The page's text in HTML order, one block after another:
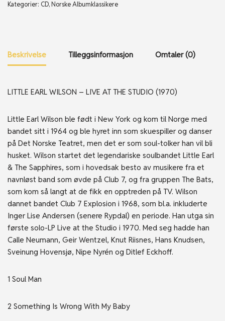
Kategorier: CD, Norske Albumklassikere
Beskrivelse Tilleggsinformasjon Omtaler (0)
LITTLE EARL WILSON – LIVE AT THE STUDIO (1970)
Little Earl Wilson ble født i New York og kom til Norge med
bandet sitt i 1964 og ble hyret inn som skuespiller og danser
på Det Norske Teatret, men det er som soul-tolker han vil bli
husket. Wilson startet det legendariske soulbandet Little Earl
& The Sapphires, som i hovedsak besto av musikere fra et
navnløst band som øvde på Club 7, og fra gruppen The Bats,
som kom så langt at de fikk en opptreden på TV. Wilson
dannet bandet Club 7 Explosion i 1968, som bl.a. inkluderte
Inger Lise Andersen (senere Rypdal) en periode. Han utga sin
første solo-LP Live at the Studio i 1970. Med seg hadde han
Calle Neumann, Geir Wentzel, Knut Riisnes, Hans Knudsen,
Sveinung Hovensjø, Nipe Nyrén og Ditlef Eckhoff.
1 Soul Man
2 Something Is Wrong With My Baby